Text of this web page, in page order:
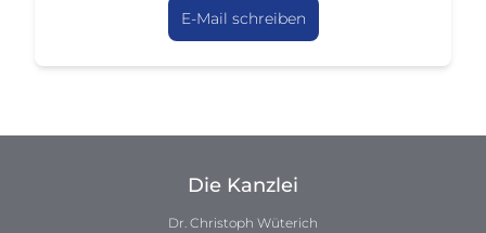
E-Mail schreiben
Die Kanzlei
Dr. Christoph Wüterich